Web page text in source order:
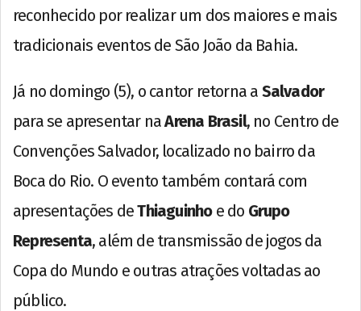
reconhecido por realizar um dos maiores e mais
tradicionais eventos de São João da Bahia.
Já no domingo (5), o cantor retorna a Salvador
para se apresentar naArena Brasil, no Centro de
Convenções Salvador, localizado no bairro da
Boca do Rio. O evento também contará com
apresentações deThiaguinhoe do Grupo
Representa, além de transmissão de jogos da
Copa do Mundo e outras atrações voltadas ao
público.